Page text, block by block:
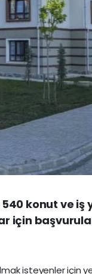
konut ve iş
için
isteyenler için